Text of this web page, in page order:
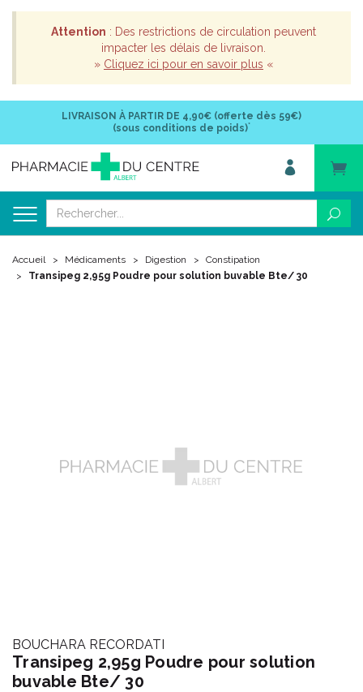
Attention : Des restrictions de circulation peuvent
impacter les délais de livraison.
» Cliquez ici pour en savoir plus «
LIVRAISON À PARTIR DE 4,90€ (offerte dès 59€)
(sous conditions de poids)*
Accueil Médicaments Digestion
Constipation
Transipeg 2,95g Poudre pour solution buvable Bte/ 30
BOUCHARA RECORDATI
Transipeg 2,95g Poudre pour solution
buvable Bte/ 30